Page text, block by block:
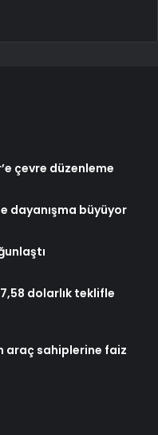
çevre düzenleme
dayanışma büyüyor
dolarlık teklifle
araç sahiplerine faiz